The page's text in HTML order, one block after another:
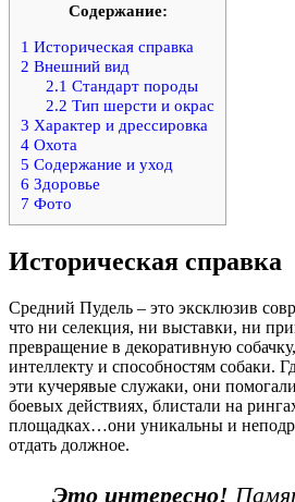
Содержание:
1 Историческая справка
2 Внешний вид
2.1 Стандарт породы
2.2 Тип шерсти и окрас
3 Характер и дрессировка
4 Охота
5 Содержание и уход
6 Здоровье
7 Фото
Историческая справка
Средний Пудель – это эксклюзив
что ни селекция, ни выставки, ни
превращение в декоративную
интеллекту и способностям собаки.
эти кучерявые служаки, они
боевых действиях, блистали на
площадках…они уникальны и
отдать должное.
Это интересно!